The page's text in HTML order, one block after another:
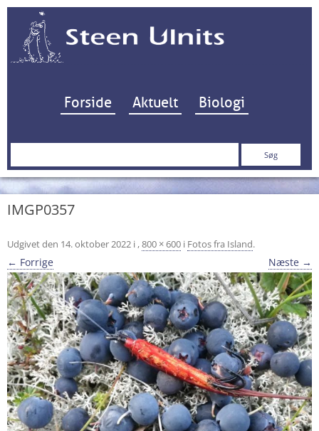
Hop til indhold
Forside Aktuelt Biologi
Søg
IMGP0357
Udgivet den 14. oktober 2022 i ,800 × 600 i Fotos fra Island.
← Forrige Næste →